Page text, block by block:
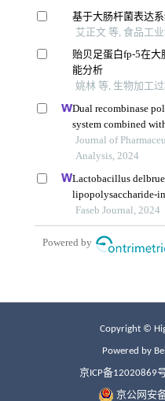
Copyright ©
Powered by
京ICP备12020869
京公网安